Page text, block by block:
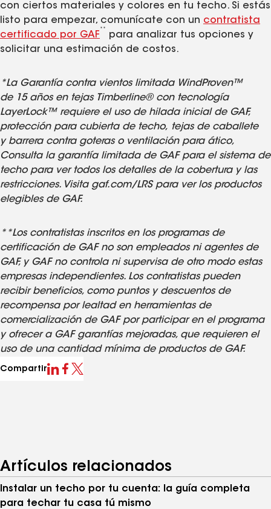
con ciertos materiales y colores en tu techo. Si estás
listo para empezar, comunícate con un contratista
certificado por GAF
**
para analizar tus opciones y
solicitar una estimación de costos.
*La Garantía contra vientos limitada WindProven™
de 15 años en tejas Timberline® con tecnología
LayerLock™ requiere el uso de hilada inicial de GAF,
protección para cubierta de techo, tejas de caballete
y barrera contra goteras o ventilación para ático,
Consulta la garantía limitada de GAF para el sistema de
techo para ver todos los detalles de la cobertura y las
restricciones. Visita gaf.com/LRS para ver los productos
elegibles de GAF.
**Los contratistas inscritos en los programas de
certificación de GAF no son empleados ni agentes de
GAF, y GAF no controla ni supervisa de otro modo estas
empresas independientes. Los contratistas pueden
recibir beneficios, como puntos y descuentos de
recompensa por lealtad en herramientas de
comercialización de GAF por participar en el programa
y ofrecer a GAF garantías mejoradas, que requieren el
uso de una cantidad mínima de productos de GAF.
Compartir
Artículos relacionados
Instalar un techo por tu cuenta: la guía completa
para techar tu casa tú mismo